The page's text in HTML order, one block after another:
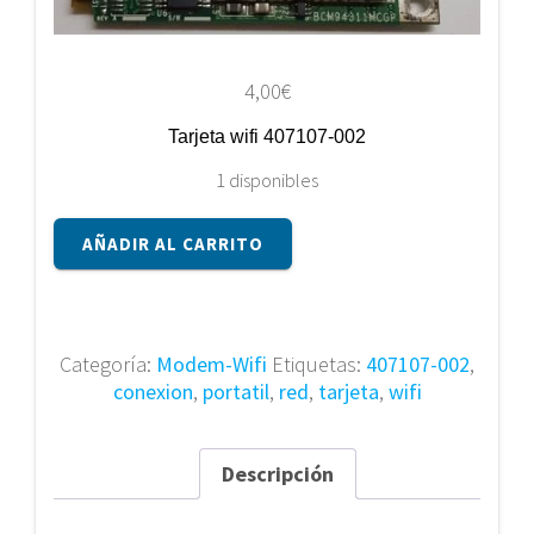
4,00€
Tarjeta wifi 407107-002
1 disponibles
Tarjeta
wifi
AÑADIR AL CARRITO
Categoría: Modem-Wifi Etiquetas: 407107-002,
conexion, portatil, red, tarjeta, wifi
Descripción